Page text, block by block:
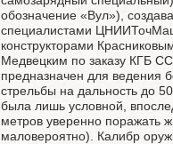
обозначение «Вул»),
специалистами
конструкторами
Медвецким по заказу КГБ
предназначен для ведения
стрельбы на дальность до
была лишь условной,
метров уверенно поражать
маловероятно). Калибр